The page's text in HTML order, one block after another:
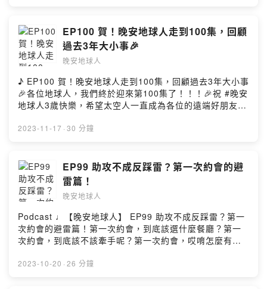
自在又專業完整的錄音空間～～MicMind Studio 提供六種
不同的主題空間，除了錄製Podcast以外，線上直播、課
程、節目拍攝等多元用途，都可以在這裡找到滿意的空
間！最最最重要的是，各位帥帥&水水來錄音前記得先
時拍沙龍照✨* 想看更多錄音室的漂亮畫面，請留守我們的
IG也歡迎到官網上了解更多：
https://www.micmind.studio--【本集精華重點】❤️ 傑西
真正體悟到：要先學會愛自己，才會好好愛別人❤️ 戀愛中
不代表改變，改變是一體多面的晚安地球人終於開通FB和
IG了，看到這兒的你快手刀去關注一波！🔍：晚安地球人
（@𝒘𝒂𝒏𝒂𝒏.𝒔𝒑𝒂𝒄𝒆𝒎𝒂𝒏）#晚安地球人 #晚安星球
#wananspaceman #wananplanet #WanAn• 更多晚安星
球 •▻ 晚安地球人 ◅主持 / Rain雨庭 Jess傑西動畫 /
XiaoTser曉池錄音 / Jess傑西 Rain雨庭剪輯 / Jess傑西
Rain雨庭文案 / Jess傑西▻ 背景BGM來源 ◅music by
sic promoted by suara id https://bit.ly/3gnOcnU▻ 晚
一直接感受就是：好！上！頭！在不爆雷的前提下，歡迎
大家好好聽聽這一集，聽聽新書的觀後心得❝ 沒有誰是壞
人，我們都只是有時會做壞事的人 ❞大家小時候都一定思
考過「長大後我會成為什麼樣的大人？」我們或許不會成
為了不起的大人，也不會成為拯救世界的英雄好漢但長大
的過程中才發現會有許多身不由己，也有很多無能為力有
些時候甚至一個無心之過，傷害了愛你且你深愛的人......
長大以後，如果我有了孩子，我希望我不會這樣教他／
她...不要阻止他／她、讓他／她去嘗試，讓曾經歷過的家
故事，我們可以投射到生活的點滴看完這本書的感想就
是：這本書跟人生其實有許多的相似之處像吃了糖果般甜
膩的感受去體會家人和愛人的愛與暖意；偶爾也像吃了檸
檬般酸澀無比、難以跨過這番滋味；也有些時候像是踩了
走進看不見盡頭的迷宮，完全找不到方向和出口...不劇
透，這本書太值得好好坐下來細細品味！無法控制的人生
與苦痛，以我們告終吧！2023再見，一起將心態歸零，好
（@𝒘𝒂𝒏𝒂𝒏.𝒔𝒑𝒂𝒄𝒆𝒎𝒂𝒏）的IG參加抽獎活動～❤️ᵕ̈ ᵕ̈ ᵕ̈ ᵕ̈ ᵕ̈ ᵕ̈ ᵕ̈
EP100 賀！晚安地球人走到100集，回顧
過去3年大小事🎉
晚安地球人
♪ EP100 賀！晚安地球人走到100集，回顧過去3年大小事
🎉各位地球人，我們終於迎來第100集了！！！🎉祝 #晚安
地球人3歲快樂，希望太空人一直成為各位的遠端好朋友
生活的碎片，好好地放入每一集當中也會盡可能發想跟當
回頭看看我們都不一樣了太空總部見證了我們的變化和成
長，從長髮變短髮又變長髮的那種除了外型產生了一些變
化（變老的部分），身分和心態也變很大傑西從青春校園
大學生變成一名上班族，也脫單了緊緊抓住幸福雨庭從剛
畢業的職場菜鳥，漸漸變成對工作有另一種詮釋的老鳥好
多東西都在悄悄發生變化，不過唯一不變的是...太空人們
都想給任何一個你遠端的陪伴，如果你需要 🫂當然在這些
日子裡，我們偶爾會有一些徬徨與掙扎究竟我們的內容會
不會有人喜歡？錄的主題是不是沒什麼意義？每當懷疑的
2023-11-17 · 30 分鐘
EP99 助攻不成反踩雷？第一次約會的避
雷篇！
晚安地球人
Podcast ♩【晚安地球人】 EP99 助攻不成反踩雷？第一
次約會的避雷篇！第一次約會，到底該選什麼餐廳？第一
次約會，到底該不該牽手呢？第一次約會，哎唷怎麼有那
下一步該怎麼做？第一次約會的地點要選在哪裡呢？畢竟
2023-10-20 · 26 分鐘